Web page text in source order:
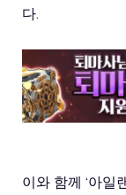
다.
이와 함께 ‘아일